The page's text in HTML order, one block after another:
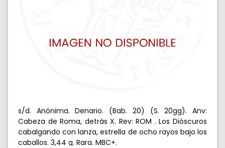
s/d. Anónima. Denario. (Bab. 20) (S. 20gg). Anv:
Cabeza de Roma, detrás X. Rev: ROM . Los Dióscuros
cabalgando con lanza, estrella de ocho rayos bajo los
caballos. 3,44 g. Rara. MBC+.